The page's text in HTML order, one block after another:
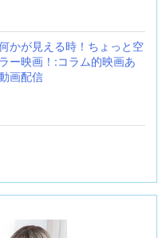
かが見える時！ちょっと空
ー映画！:コラム的映画あ
画配信